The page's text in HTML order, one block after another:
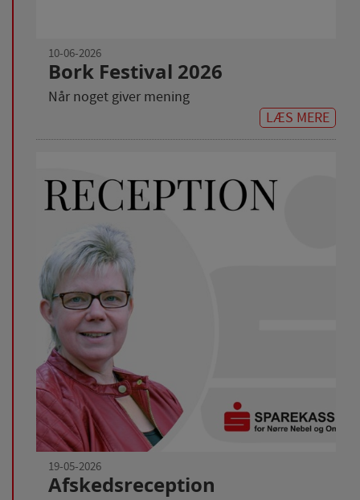
10-06-2026
Bork Festival 2026
Når noget giver mening
LÆS MERE
19-05-2026
Afskedsreception